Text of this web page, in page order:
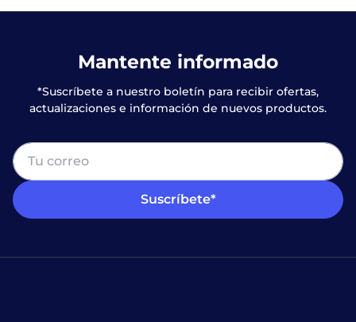
Mantente informado
*Suscríbete a nuestro boletín para recibir ofertas,
actualizaciones e información de nuevos productos.
Suscríbete*